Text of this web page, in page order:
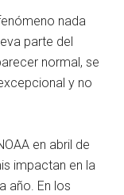
nada
parte del
normal, se
y no
en abril de
impactan en la
año. En los